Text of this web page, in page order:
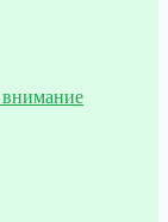
внимание